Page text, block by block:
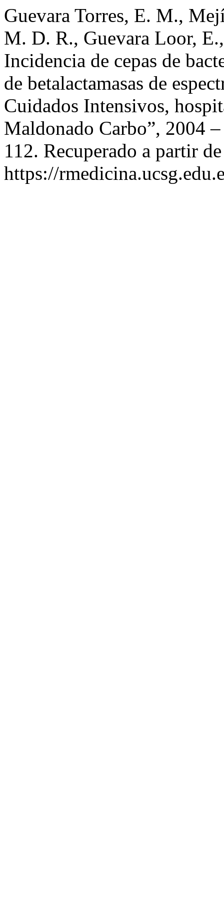
Guevara Torres, E. M.,
M. D. R., Guevara Loor,
Incidencia de cepas de
de betalactamasas de
Cuidados Intensivos,
Maldonado Carbo”, 2004
112. Recuperado a partir de
https://